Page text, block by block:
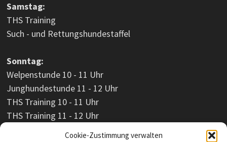
Cookie-Zustimmung verwalten
Samstag:
THS Training
Such - und Rettungshundestaffel
Sonntag:
Welpenstunde 10 - 11 Uhr
Junghundestunde 11 - 12 Uhr
THS Training 10 - 11 Uhr
THS Training 11 - 12 Uhr